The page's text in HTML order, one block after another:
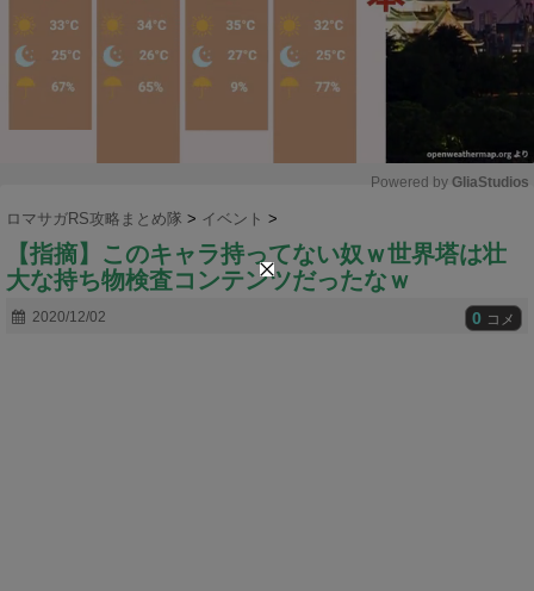
u
Powered by GliaStudios
ロマサガRS攻略まとめ隊 > イベント >
【指摘】このキャラ持ってない奴ｗ世界塔は壮
大な持ち物検査コンテンツだったなｗ
2020/12/02 0 コメ